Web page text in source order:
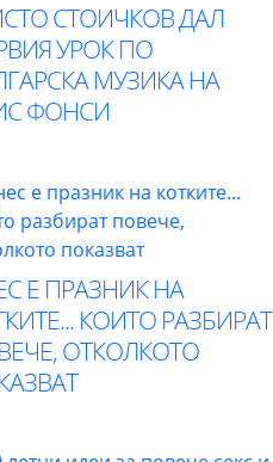
СТОИЧКОВ ДАЛ
УРОК ПО
МУЗИКА НА
ФОНСИ
Е ПРАЗНИК НА
КОИТО РАЗБИРАТ
ОТКОЛКОТО